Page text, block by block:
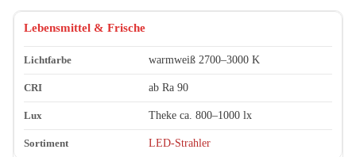
Branche Lichtfarbe (Richtwert)
Lebensmittel & Frische
warmweiß 2700–3000 K
ab Ra 90
Theke ca. 800–1000 lx
LED-Strahler